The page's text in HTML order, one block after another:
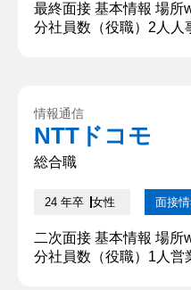
最終面接 基本情報 場所
分社員数（役職）2人人
もチャレンジしたこと
リーダーを務めて、最
ことです。&nb...
情報通信
NTTドコモ
総合職
24 年卒 女性 面接
二次面接 基本情報 場
分社員数（役職）1人営